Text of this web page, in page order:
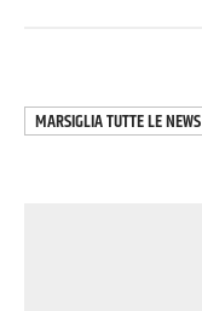
MARSIGLIATUTTE LE NEWS